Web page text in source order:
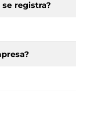
registra?